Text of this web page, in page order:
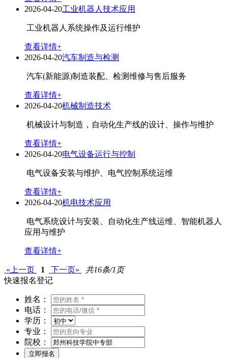
2026-04-20工业机器人技术应用
工业机器人系统操作及运行维护
查看详情+
2026-04-20汽车制造与检测
汽车(新能源)制造装配、检测维修与售后服务
查看详情+
2026-04-20机械制造技术
机械设计与制造，自动化生产线的设计、操作与维护
查看详情+
2026-04-20电气设备运行与控制
电气设备安装与维护、电气控制系统运维
查看详情+
2026-04-20机电技术应用
电气系统设计与安装、自动化生产线运维、智能机器人
应用与维护
查看详情+
«上一页 1 下一页»
共16条/1页
快速报名登记
姓名：
电话：
学历：
专业：
院校：